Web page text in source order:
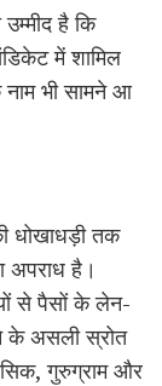
है कि
में शामिल
भी सामने आ
धोखाधड़ी तक
अपराध है।
से पैसों के लेन-
असली स्रोत
गुरुग्राम और